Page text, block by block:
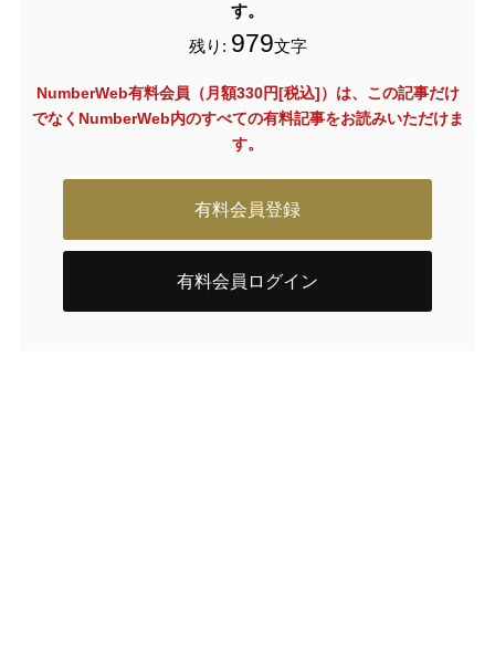
す。
残り: 979文字
NumberWeb有料会員（月額330円[税込]）は、この記事だけ
でなく NumberWeb内のすべての有料記事をお読みいただけま
す。
有料会員登録
有料会員ログイン